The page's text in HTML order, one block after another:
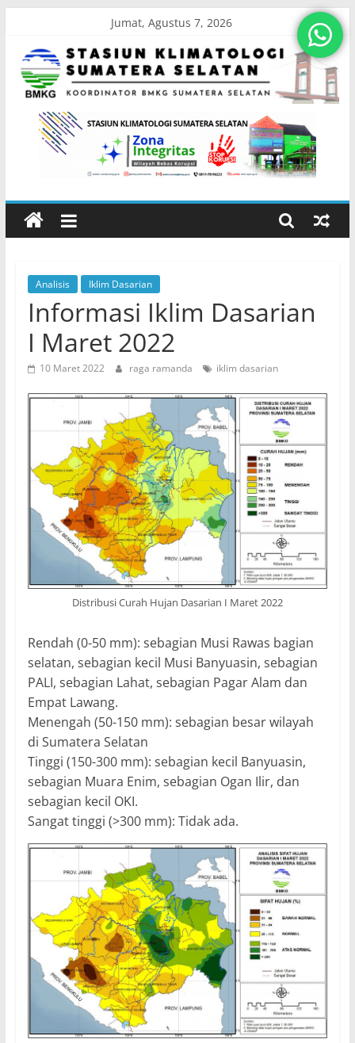
content
Jumat, Agustus 7, 2026
Stasiun
Klimatologi
Sumatera
Koordinator
BMKG
Sumatera
Selatan
Analisis Iklim Dasarian
Informasi Iklim Dasarian
I Maret 2022
10 Maret 2022 raga ramanda iklim dasarian
Distribusi Curah Hujan Dasarian I Maret 2022
Rendah (0-50 mm): sebagian Musi Rawas bagian
selatan, sebagian kecil Musi Banyuasin, sebagian
PALI, sebagian Lahat, sebagian Pagar Alam dan
Empat Lawang.
Menengah (50-150 mm): sebagian besar wilayah
di Sumatera Selatan
Tinggi (150-300 mm): sebagian kecil Banyuasin,
sebagian Muara Enim, sebagian Ogan Ilir, dan
sebagian kecil OKI.
Sangat tinggi (>300 mm): Tidak ada.